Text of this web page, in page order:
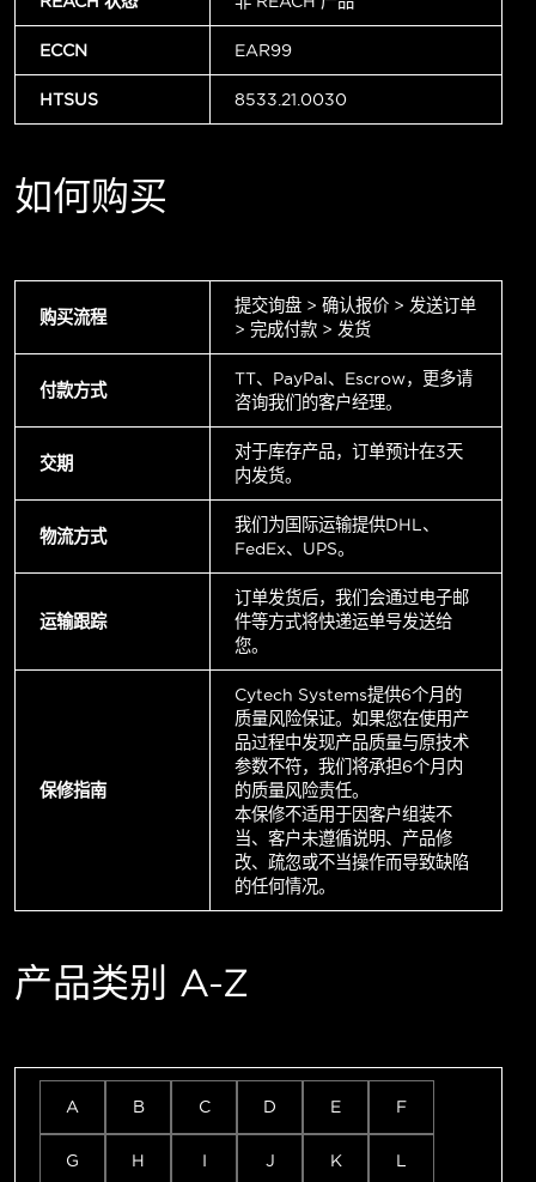
ECCN EAR99
HTSUS 8533.21.0030
如何购买
购买流程
提交询盘 > 确认报价 > 发送订单
> 完成付款 > 发货
付款方式
TT、PayPal、Escrow，更多请
咨询我们的客户经理。
交期
对于库存产品，订单预计在3天
内发货。
物流方式
我们为国际运输提供DHL、
FedEx、UPS。
运输跟踪
订单发货后，我们会通过电子邮
件等方式将快递运单号发送给
您。
保修指南
Cytech Systems提供6个月的
质量风险保证。如果您在使用产
品过程中发现产品质量与原技术
参数不符，我们将承担6个月内
的质量风险责任。
本保修不适用于因客户组装不
当、客户未遵循说明、产品修
改、疏忽或不当操作而导致缺陷
的任何情况。
产品类别 A-Z
A B C D E F
G H I J K L